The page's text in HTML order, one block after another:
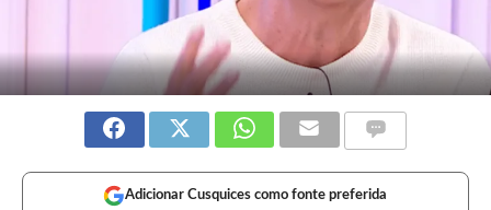
Adicionar Cusquices como fonte preferida